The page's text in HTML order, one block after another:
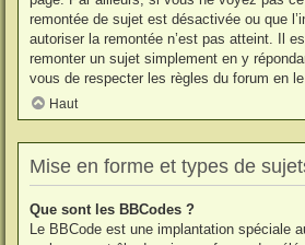
remontée de sujet est désactivée ou que
autoriser la remontée n’est pas atteint. Il
remonter un sujet simplement en y
vous de respecter les règles du forum en le
Haut
Mise en forme et types de
Que sont les BBCodes ?
Le BBCode est une implantation spéciale